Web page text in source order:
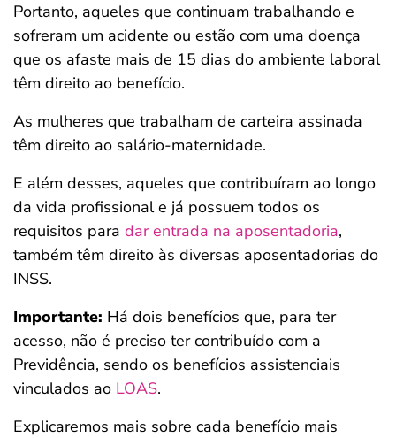
Portanto, aqueles que continuam trabalhando e
sofreram um acidente ou estão com uma doença
que os afaste mais de 15 dias do ambiente laboral
têm direito ao benefício.
As mulheres que trabalham de carteira assinada
têm direito ao salário-maternidade.
E além desses, aqueles que contribuíram ao longo
da vida profissional e já possuem todos os
requisitos para dar entrada na aposentadoria,
também têm direito às diversas aposentadorias do
INSS.
Importante: Há dois benefícios que, para ter
acesso, não é preciso ter contribuído com a
Previdência, sendo os benefícios assistenciais
vinculados ao LOAS.
Explicaremos mais sobre cada benefício mais